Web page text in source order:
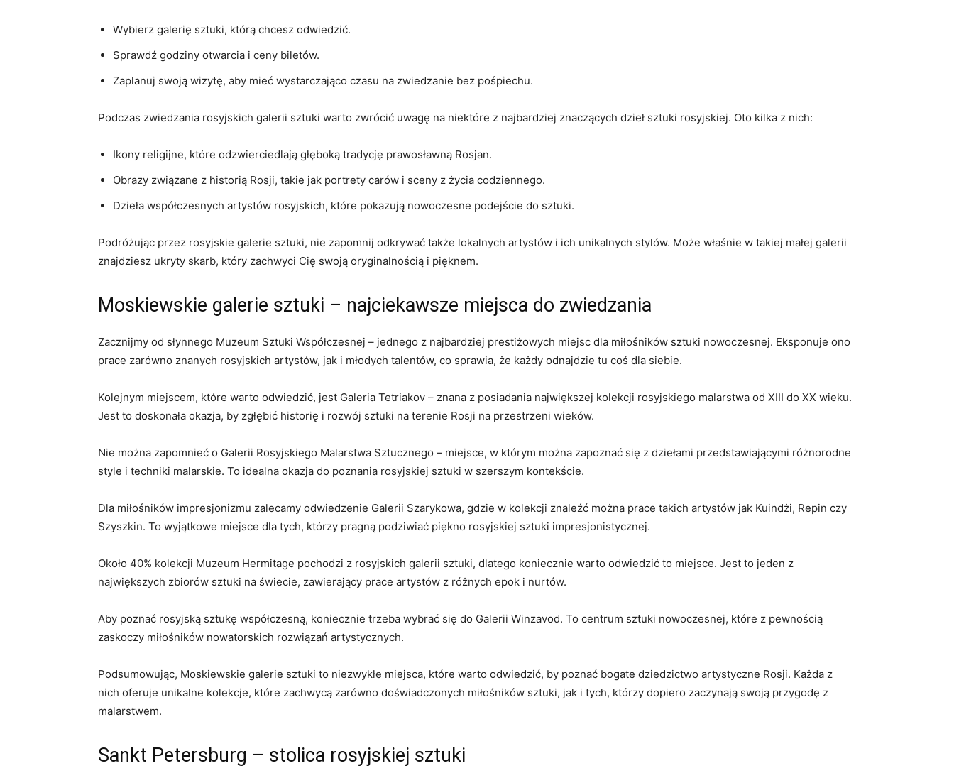
Wybierz galerię ⁣sztuki, którą chcesz⁢ odwiedzić.
Sprawdź‍ godziny otwarcia i ceny biletów.
Zaplanuj swoją wizytę, aby⁣ mieć wystarczająco czasu na zwiedzanie bez pośpiechu.
Podczas zwiedzania​ rosyjskich galerii sztuki warto zwrócić uwagę na ⁢niektóre ‍z najbardziej znaczących dzieł sztuki ⁤rosyjskiej. Oto ⁣kilka z nich:
Ikony religijne, które⁤ odzwierciedlają głęboką tradycję prawosławną⁤ Rosjan.
Obrazy ⁤związane z historią​ Rosji, takie jak portrety carów i sceny z życia codziennego.
Dzieła ‌współczesnych artystów rosyjskich,⁤ które pokazują ⁢nowoczesne podejście do ⁣sztuki.
Podróżując przez rosyjskie galerie sztuki, nie zapomnij odkrywać także lokalnych artystów i ich unikalnych stylów. Może właśnie‍ w‍ takiej małej galerii
znajdziesz ukryty skarb, który zachwyci Cię swoją oryginalnością i pięknem.
Moskiewskie⁣ galerie sztuki⁢ – najciekawsze ​miejsca do‍ zwiedzania
Zacznijmy od słynnego⁢ Muzeum Sztuki Współczesnej –⁣ jednego z​ najbardziej prestiżowych miejsc dla miłośników sztuki ⁢nowoczesnej. Eksponuje ​ono
prace​ zarówno znanych rosyjskich‌ artystów, jak​ i⁤ młodych⁢ talentów, co ‌sprawia, ‍że każdy odnajdzie tu coś dla siebie.
Kolejnym miejscem, które warto odwiedzić,​ jest Galeria⁤ Tetriakov – ⁢znana z posiadania największej kolekcji ​rosyjskiego malarstwa od XIII do XX wieku.
Jest‌ to doskonała⁣ okazja, by zgłębić historię i rozwój sztuki⁣ na terenie Rosji na‍ przestrzeni wieków.
Nie można zapomnieć o Galerii Rosyjskiego ⁢Malarstwa Sztucznego ​– miejsce,⁣ w ⁤którym można zapoznać się z dziełami przedstawiającymi ⁢różnorodne
style‍ i techniki⁣ malarskie. ⁣To idealna okazja do poznania​ rosyjskiej sztuki w⁣ szerszym kontekście.
Dla ⁣miłośników ​impresjonizmu zalecamy ⁤odwiedzenie ⁢Galerii‌ Szarykowa, gdzie w kolekcji znaleźć ‍można⁣ prace takich artystów jak Kuindżi, Repin ​czy
Szyszkin. ⁢To⁣ wyjątkowe⁢ miejsce dla tych, którzy pragną podziwiać piękno rosyjskiej sztuki impresjonistycznej.
Około ‍40% kolekcji Muzeum Hermitage pochodzi z rosyjskich galerii sztuki, dlatego koniecznie warto⁣ odwiedzić⁤ to miejsce.​ Jest to‍ jeden ‌z
największych zbiorów sztuki na ⁤świecie, zawierający prace artystów z różnych epok i nurtów.
Aby poznać rosyjską sztukę współczesną, koniecznie trzeba wybrać​ się do Galerii Winzavod. ⁣To centrum sztuki nowoczesnej, które ‌z pewnością
zaskoczy miłośników⁢ nowatorskich ⁣rozwiązań artystycznych.
Podsumowując, Moskiewskie galerie⁣ sztuki to‍ niezwykłe⁤ miejsca,‌ które warto odwiedzić,‍ by poznać bogate dziedzictwo artystyczne Rosji. ‍Każda z
nich ​oferuje unikalne ‍kolekcje,‍ które zachwycą ⁣zarówno doświadczonych miłośników sztuki, ​jak i ​tych, którzy dopiero zaczynają swoją przygodę⁢ z
malarstwem.
Sankt​ Petersburg​ – stolica rosyjskiej sztuki